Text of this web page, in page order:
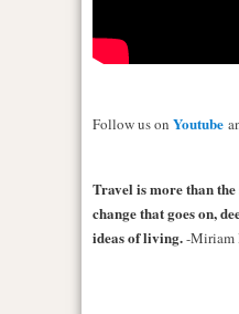
Follow us on Youtube
Travel is more than
change that goes on,
ideas of living.-Miriam